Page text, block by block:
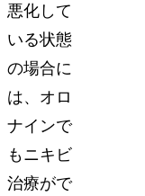
悪化して
いる状態
の場合に
は、オロ
ナインで
もニキビ
治療がで